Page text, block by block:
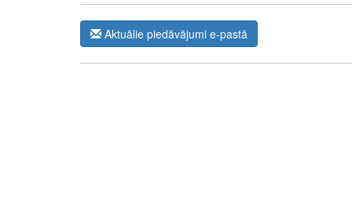
Aktuālie piedāvājumi e-pastā